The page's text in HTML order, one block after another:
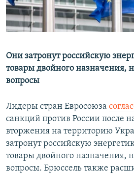
Հայերեն
English
Русский
Все сайты Радио Азатутюн
Они затронут российскую
товары двойного назначения,
вопросы
Лидеры стран Евросоюза
санкций против России после
вторжения на территорию
затронут российскую
товары двойного назначения,
вопросы. Брюссель также